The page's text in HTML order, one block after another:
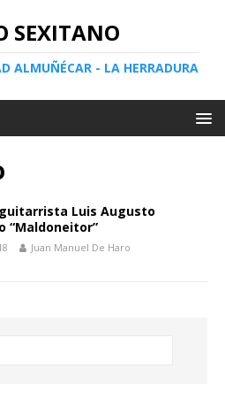
SEXITANO
ALMUÑÉCAR - LA HERRADURA
Luis Augusto
“Maldoneitor”
Juan Manuel De Haro